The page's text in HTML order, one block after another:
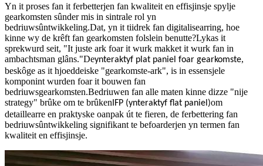
Yn it proses fan it ferbetterjen fan kwaliteit en effisjinsje spylje
gearkomsten sûnder mis in sintrale rol yn
bedriuwsûntwikkeling.Dat, yn it tiidrek fan digitalisearring, hoe
kinne wy ​​​​de krêft fan gearkomsten folslein benutte?Lykas it
sprekwurd seit, "It juste ark foar it wurk makket it wurk fan in
ambachtsman glâns."Deynteraktyf plat paniel foar gearkomste,
beskôge as it hjoeddeiske "gearkomste-ark", is in essensjele
komponint wurden foar it bouwen fan
bedriuwsgearkomsten.Bedriuwen fan alle maten kinne dizze "nije
strategy" brûke om te brûken IFP (ynteraktyf flat paniel)om
detaillearre en praktyske oanpak út te fieren, de ferbettering fan
bedriuwsûntwikkeling signifikant te befoarderjen yn termen fan
kwaliteit en effisjinsje.